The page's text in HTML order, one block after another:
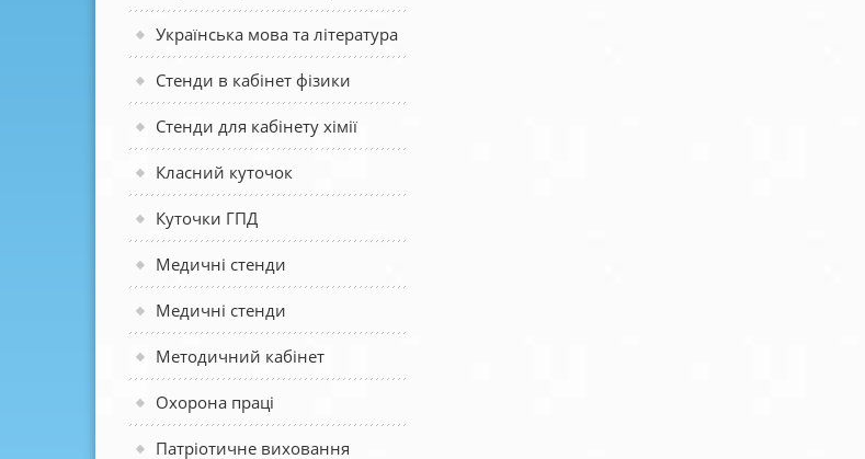
Українська мова та література
Стенди в кабінет фізики
Стенди для кабінету хімії
Класний куточок
Куточки ГПД
Медичні стенди
Медичні стенди
Методичний кабінет
Охорона праці
Патріотичне виховання